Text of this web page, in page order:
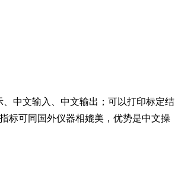
中文输入、中文输出；可以打印标定结
标可同国外仪器相媲美，优势是中文操